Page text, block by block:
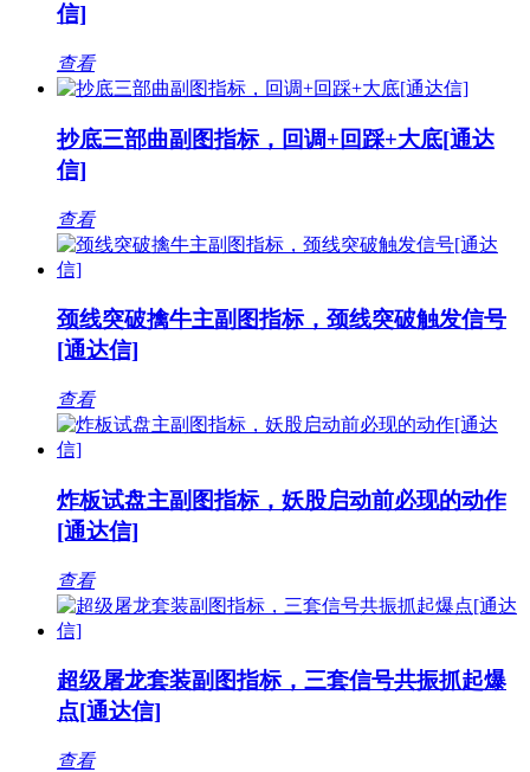
信]
查看
抄底三部曲副图指标，回调+回踩+大底[通达
信]
查看
颈线突破擒牛主副图指标，颈线突破触发信号
[通达信]
查看
炸板试盘主副图指标，妖股启动前必现的动作
[通达信]
查看
超级屠龙套装副图指标，三套信号共振抓起爆
点[通达信]
查看